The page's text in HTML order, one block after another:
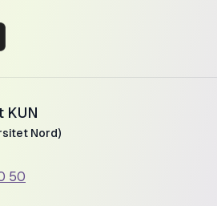
KUN
Nord)
50